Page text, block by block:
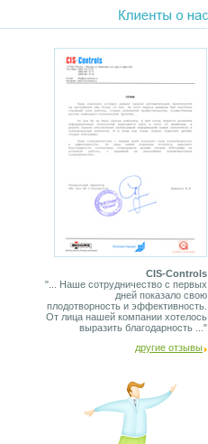
CIS-Controls
"... Наше сотрудничество с первых
дней показало свою
плодотворность и эффективность.
От лица нашей компании хотелось
выразить благодарность ..."
другие отзывы